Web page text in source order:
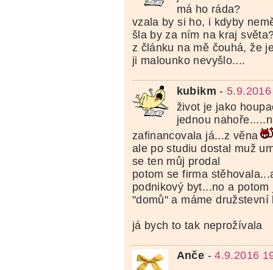
má ho ráda?
vzala by si ho, i kdyby
šla by za ním na kraj
z článku na mě čouhá, že
ji malounko nevyšlo....
kubikm -
život je jako
jednou
zafinancovala já...z věna
ale po studiu dostal muž
se ten můj prodal
potom se firma
podnikový byt...no a
"domů" a máme
já bych to tak neprožívala
Anče -4.9.2016